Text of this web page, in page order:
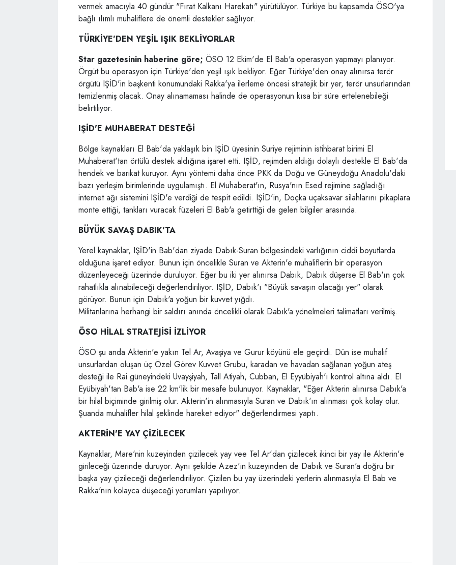
vermek amacıyla 40 gündür "Fırat Kalkanı Harekatı" yürütülüyor. Türkiye bu kapsamda ÖSO'ya
bağlı ılımlı muhaliflere de önemli destekler sağlıyor.
TÜRKİYE'DEN YEŞİL IŞIK BEKLİYORLAR
Star gazetesinin haberine göre; ÖSO 12 Ekim'de El Bab'a operasyon yapmayı planıyor.
Örgüt bu operasyon için Türkiye'den yeşil ışık bekliyor. Eğer Türkiye'den onay alınırsa terör
örgütü IŞİD'in başkenti konumundaki Rakka'ya ilerleme öncesi stratejik bir yer, terör unsurlarından
temizlenmiş olacak. Onay alınamaması halinde de operasyonun kısa bir süre ertelenebileği
belirtiliyor.
IŞİD'E MUHABERAT DESTEĞİ
Bölge kaynakları El Bab'da yaklaşık bin IŞİD üyesinin Suriye rejiminin istihbarat birimi El
Muhaberat'tan örtülü destek aldığına işaret etti. IŞİD, rejimden aldığı dolaylı destekle El Bab'da
hendek ve barikat kuruyor. Aynı yöntemi daha önce PKK da Doğu ve Güneydoğu Anadolu'daki
bazı yerleşim birimlerinde uygulamıştı. El Muhaberat'ın, Rusya'nın Esed rejimine sağladığı
internet ağı sistemini IŞİD'e verdiği de tespit edildi. IŞİD'in, Doçka uçaksavar silahlarını pikaplara
monte ettiği, tankları vuracak füzeleri El Bab'a getirttiği de gelen bilgiler arasında.
BÜYÜK SAVAŞ DABIK'TA
Yerel kaynaklar, IŞİD'in Bab'dan ziyade Dabık-Suran bölgesindeki varlığının ciddi boyutlarda
olduğuna işaret ediyor. Bunun için öncelikle Suran ve Akterin'e muhaliflerin bir operasyon
düzenleyeceği üzerinde duruluyor. Eğer bu iki yer alınırsa Dabık, Dabık düşerse El Bab'ın çok
rahatlıkla alınabileceği değerlendiriliyor. IŞİD, Dabık'ı "Büyük savaşın olacağı yer" olarak
görüyor. Bunun için Dabık'a yoğun bir kuvvet yığdı.
Militanlarına herhangi bir saldırı anında öncelikli olarak Dabık'a yönelmeleri talimatları verilmiş.
ÖSO HİLAL STRATEJİSİ İZLİYOR
ÖSO şu anda Akterin'e yakın Tel Ar, Avaşiya ve Gurur köyünü ele geçirdi. Dün ise muhalif
unsurlardan oluşan üç Özel Görev Kuvvet Grubu, karadan ve havadan sağlanan yoğun ateş
desteği ile Rai güneyindeki Uvayşiyah, Tall Atiyah, Cubban, El Eyyübiyah'ı kontrol altına aldı. El
Eyübiyah'tan Bab'a ise 22 km'lik bir mesafe bulunuyor. Kaynaklar, "Eğer Akterin alınırsa Dabık'a
bir hilal biçiminde girilmiş olur. Akterin'in alınmasıyla Suran ve Dabık'ın alınması çok kolay olur.
Şuanda muhalifler hilal şeklinde hareket ediyor" değerlendirmesi yaptı.
AKTERİN'E YAY ÇİZİLECEK
Kaynaklar, Mare'nin kuzeyinden çizilecek yay vee Tel Ar'dan çizilecek ikinci bir yay ile Akterin'e
girileceği üzerinde duruyor. Aynı şekilde Azez'in kuzeyinden de Dabık ve Suran'a doğru bir
başka yay çizileceği değerlendiriliyor. Çizilen bu yay üzerindeki yerlerin alınmasıyla El Bab ve
Rakka'nın kolayca düşeceği yorumları yapılıyor.